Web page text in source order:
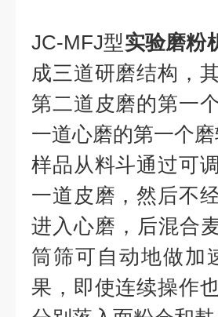
JC-MFJ型实验磨粉
成三道研磨结构，
第二道皮磨的第一
一道心磨的第一个
样品从料斗通过可
一道皮磨，然后不
进入心磨，后混合
筒筛可自动地做加
果，即使连续操作